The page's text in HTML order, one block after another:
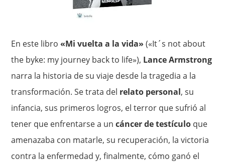
En este libro«Mi vuelta a la vida» («It´s not about
the byke: my journey back to life»), Lance Armstrong
narra la historia de su viaje desde la tragedia a la
transformación. Se trata del relato personal, su
infancia, sus primeros logros, el terror que sufrió al
tener que enfrentarse a uncáncer de testículo que
amenazaba con matarle, su recuperación, la victoria
contra la enfermedad y, finalmente, cómo ganó el